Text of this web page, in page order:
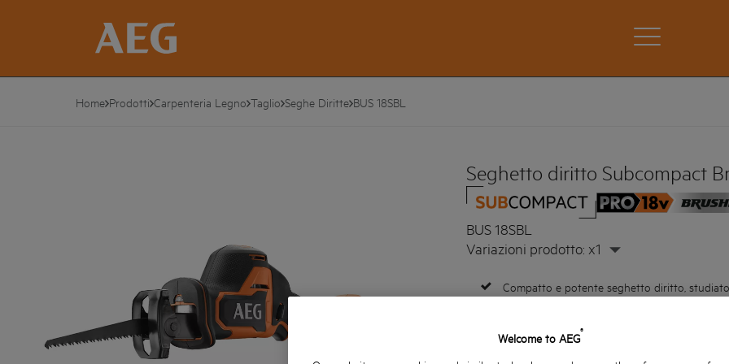
Home Prodotti Carpenteria Legno Taglio Seghe Diritte BUS 18SBL
Seghetto diritto Subcompact
BUS 18SBL
Variazioni prodotto: x1
Compatto e potente seghetto diritto,
una sola mano in spazi ristretti
Tagli veloci ed aggressivi nel materiale
Inserti in gomma per rendere confortevole
Welcome to AEG®